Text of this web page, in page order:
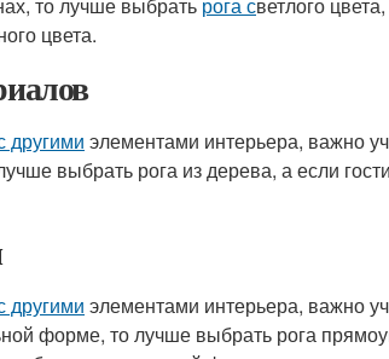
цвета.
другими элементами интерьера, важно
выбрать рога из дерева, а если
другими элементами интерьера, важно
форме, то лучше выбрать рога